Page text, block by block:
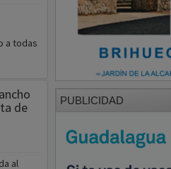
a todas
de
al
PUBLICIDAD